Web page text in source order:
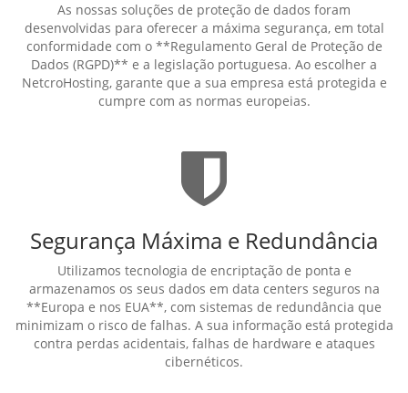
As nossas soluções de proteção de dados foram
desenvolvidas para oferecer a máxima segurança, em total
conformidade com o **Regulamento Geral de Proteção de
Dados (RGPD)** e a legislação portuguesa. Ao escolher a
NetcroHosting, garante que a sua empresa está protegida e
cumpre com as normas europeias.
Segurança Máxima e Redundância
Utilizamos tecnologia de encriptação de ponta e
armazenamos os seus dados em data centers seguros na
**Europa e nos EUA**, com sistemas de redundância que
minimizam o risco de falhas. A sua informação está protegida
contra perdas acidentais, falhas de hardware e ataques
cibernéticos.